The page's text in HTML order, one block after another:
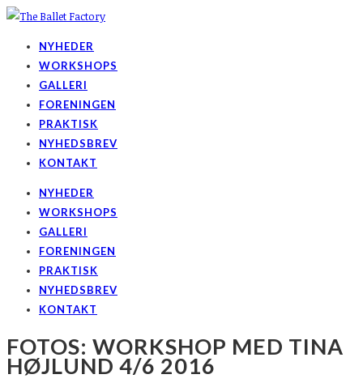
NYHEDER
WORKSHOPS
GALLERI
FORENINGEN
PRAKTISK
NYHEDSBREV
KONTAKT
NYHEDER
WORKSHOPS
GALLERI
FORENINGEN
PRAKTISK
NYHEDSBREV
KONTAKT
FOTOS: WORKSHOP MED TINA
HØJLUND 4/6 2016